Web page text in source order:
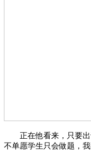
正在他看来，只要出
不单愿学生只会做题，